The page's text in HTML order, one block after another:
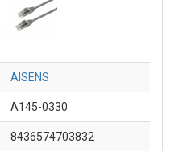
AISENS
A145-0330
8436574703832